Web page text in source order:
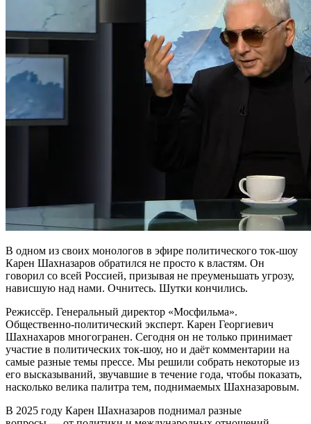
В одном из своих монологов в эфире политического ток-шоу
Карен Шахназаров обратился не просто к властям. Он
говорил со всей Россией, призывая не преуменьшать угрозу,
нависшую над нами. Очнитесь. Шутки кончились.
Режиссёр. Генеральный директор «Мосфильма».
Общественно-политический эксперт. Карен Георгиевич
Шахнахаров многогранен. Сегодня он не только принимает
участие в политических ток-шоу, но и даёт комментарии на
самые разные темы прессе. Мы решили собрать некоторые из
его высказываний, звучавшие в течение года, чтобы показать,
насколько велика палитра тем, поднимаемых Шахназаровым.
В 2025 году Карен Шахназаров поднимал разные